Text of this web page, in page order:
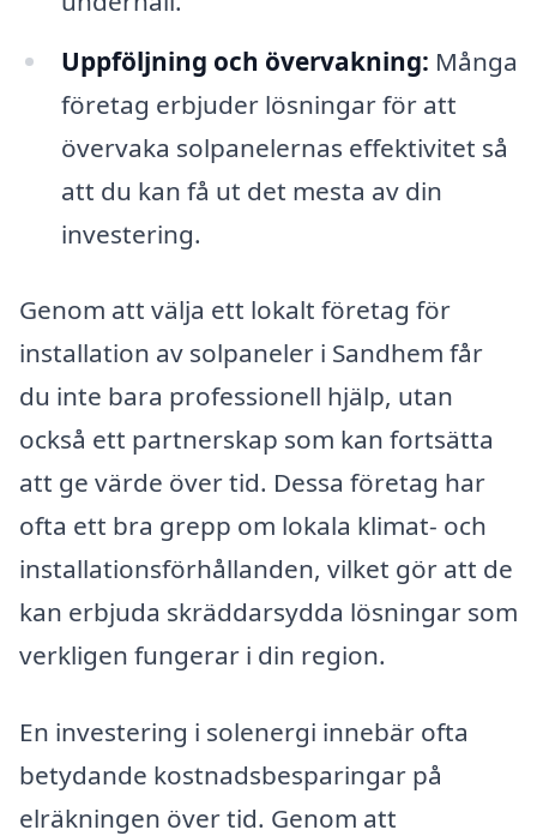
Uppföljning och övervakning: Många
företag erbjuder lösningar för att
övervaka solpanelernas effektivitet så
att du kan få ut det mesta av din
investering.
Genom att välja ett lokalt företag för
installation av solpaneler i Sandhem får
du inte bara professionell hjälp, utan
också ett partnerskap som kan fortsätta
att ge värde över tid. Dessa företag har
ofta ett bra grepp om lokala klimat- och
installationsförhållanden, vilket gör att de
kan erbjuda skräddarsydda lösningar som
verkligen fungerar i din region.
En investering i solenergi innebär ofta
betydande kostnadsbesparingar på
elräkningen över tid. Genom att